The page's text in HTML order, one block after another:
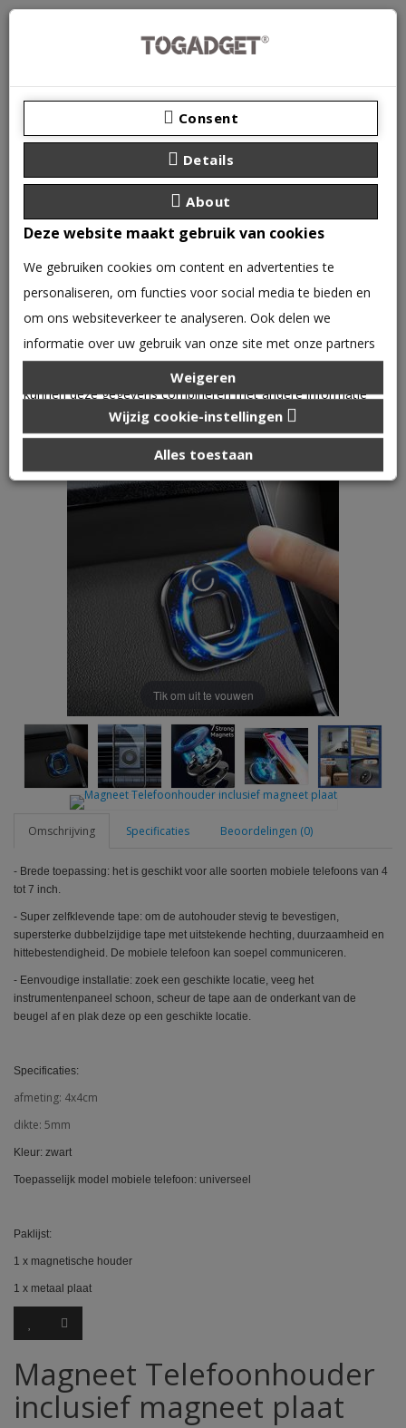
0 product(en) - €0,00
CATEGORIEËN
IPHONE 12 - 12 PRO
Magneet Telefoonhouder inclusief magneet plaat
Tik om uit te vouwen
Omschrijving Specificaties Beoordelingen (0)
- Brede toepassing: het is geschikt voor alle soorten mobiele telefoons van 4
tot 7 inch.
- Super zelfklevende tape: om de autohouder stevig te bevestigen,
supersterke dubbelzijdige tape met uitstekende hechting, duurzaamheid en
hittebestendigheid. De mobiele telefoon kan soepel communiceren.
- Eenvoudige installatie: zoek een geschikte locatie, veeg het
instrumentenpaneel schoon, scheur de tape aan de onderkant van de
beugel af en plak deze op een geschikte locatie.
Specificaties:
afmeting: 4x4cm
dikte: 5mm
Kleur: zwart
Toepasselijk model mobiele telefoon: universeel
Paklijst:
1 x magnetische houder
1 x metaal plaat
Magneet Telefoonhouder
inclusief magneet plaat
Consent
Details
About
Deze website maakt gebruik van cookies
We gebruiken cookies om content en advertenties te
personaliseren, om functies voor social media te bieden en
om ons websiteverkeer te analyseren. Ook delen we
informatie over uw gebruik van onze site met onze partners
kunnen deze gegevens combineren met andere informatie
die u aan ze heeft verstrekt of die ze hebben verzameld op
basis van uw gebruik van hun services.
Weigeren
Wijzig cookie-instellingen
Alles toestaan